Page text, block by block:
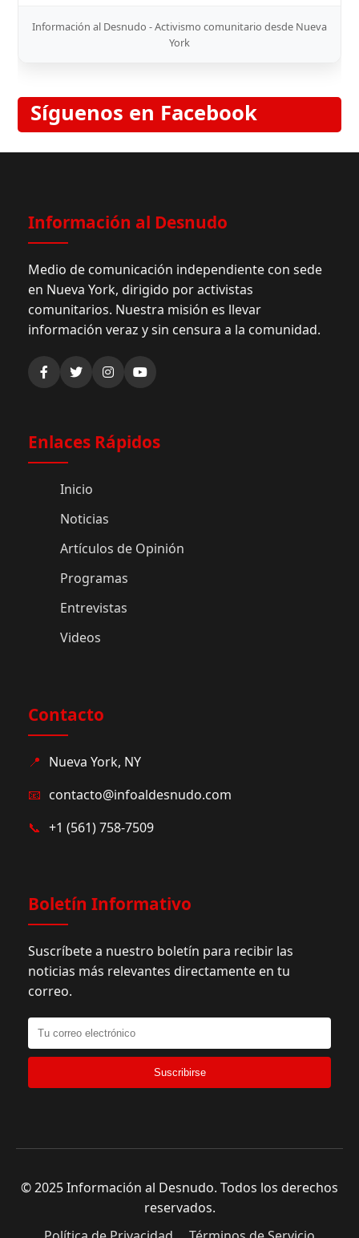
Información al Desnudo - Activismo comunitario desde Nueva
York
Síguenos en Facebook
Información al Desnudo
Medio de comunicación independiente con sede
en Nueva York, dirigido por activistas
comunitarios. Nuestra misión es llevar
información veraz y sin censura a la comunidad.
Enlaces Rápidos
Inicio
Noticias
Artículos de Opinión
Programas
Entrevistas
Videos
Contacto
📍 Nueva York, NY
📧 contacto@infoaldesnudo.com
📞 +1 (561) 758-7509
Boletín Informativo
Suscríbete a nuestro boletín para recibir las
noticias más relevantes directamente en tu
correo.
Suscribirse
© 2025 Información al Desnudo. Todos los derechos
reservados.